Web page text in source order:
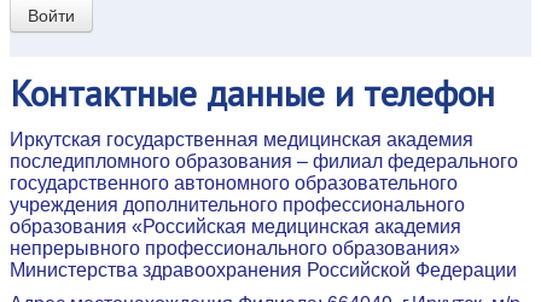
Войти
Контактные данные и телефон
Иркутская государственная медицинская академия
последипломного образования – филиал федерального
государственного автономного образовательного
учреждения дополнительного профессионального
образования «Российская медицинская академия
непрерывного профессионального образования»
Министерства здравоохранения Российской Федерации